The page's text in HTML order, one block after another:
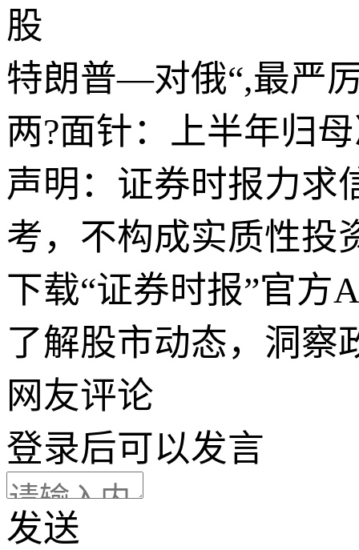
股
特朗普—对俄“,最严
两?面针：上半年归
声明：证券时报力求
考，不构成实质性投
下载“证券时报”官方
了解股市动态，洞察
网友评论
登录后可以发言
发送